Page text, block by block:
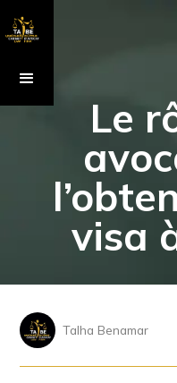
Le
visa
Talha Benamar